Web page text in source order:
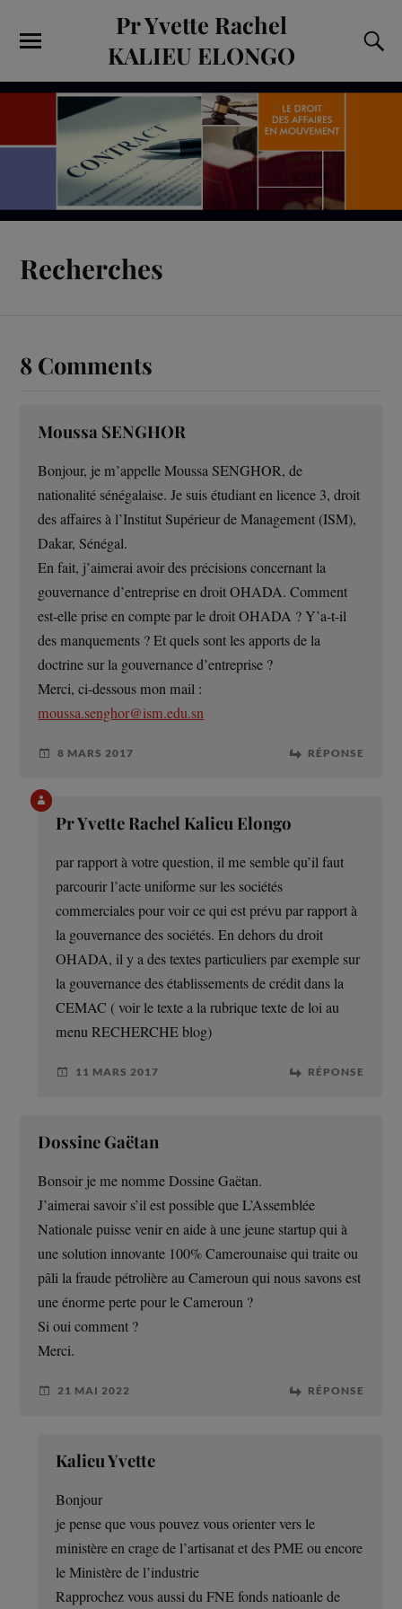
Pr Yvette Rachel
KALIEU ELONGO
Recherches
8 Comments
Moussa SENGHOR
Bonjour, je m’appelle Moussa SENGHOR, de
nationalité sénégalaise. Je suis étudiant en licence 3, droit
des affaires à l’Institut Supérieur de Management (ISM),
Dakar, Sénégal.
En fait, j’aimerai avoir des précisions concernant la
gouvernance d’entreprise en droit OHADA. Comment
est-elle prise en compte par le droit OHADA ? Y’a-t-il
des manquements ? Et quels sont les apports de la
doctrine sur la gouvernance d’entreprise ?
Merci, ci-dessous mon mail :
moussa.senghor@ism.edu.sn
8 MARS 2017 RÉPONSE
Pr Yvette Rachel Kalieu Elongo
par rapport à votre question, il me semble qu’il faut
parcourir l’acte uniforme sur les sociétés
commerciales pour voir ce qui est prévu par rapport à
la gouvernance des sociétés. En dehors du droit
OHADA, il y a des textes particuliers par exemple sur
la gouvernance des établissements de crédit dans la
CEMAC ( voir le texte a la rubrique texte de loi au
menu RECHERCHE blog)
11 MARS 2017 RÉPONSE
Dossine Gaëtan
Bonsoir je me nomme Dossine Gaëtan.
J’aimerai savoir s’il est possible que L’Assemblée
Nationale puisse venir en aide à une jeune startup qui à
une solution innovante 100% Camerounaise qui traite ou
pâli la fraude pétrolière au Cameroun qui nous savons est
une énorme perte pour le Cameroun ?
Si oui comment ?
Merci.
21 MAI 2022 RÉPONSE
Kalieu Yvette
Bonjour
je pense que vous pouvez vous orienter vers le
ministère en crage de l’artisanat et des PME ou encore
le Ministère de l’industrie
Rapprochez vous aussi du FNE fonds natioanle de